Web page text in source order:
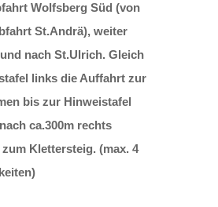
Wolfsberg Süd (von
St.Andrä), weiter
nach St.Ulrich. Gleich
links die Auffahrt zur
bis zur Hinweistafel
ca.300m rechts
Klettersteig. (max. 4